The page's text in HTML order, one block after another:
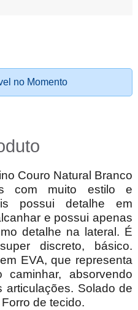
no Momento
Couro Natural Branco
com muito estilo e
possui detalhe em
e possui apenas
detalhe na lateral. É
discreto, básico.
EVA, que representa
absorvendo
articulações. Solado de
de tecido.